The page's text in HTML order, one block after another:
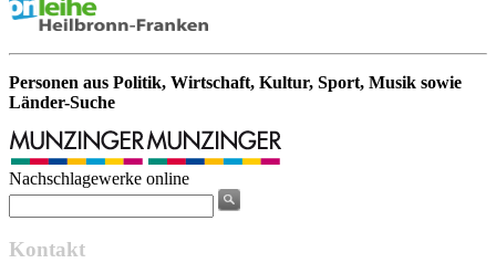
Personen aus Politik, Wirtschaft, Kultur, Sport, Musik sowie
Länder-Suche
Nachschlagewerke online
Kontakt